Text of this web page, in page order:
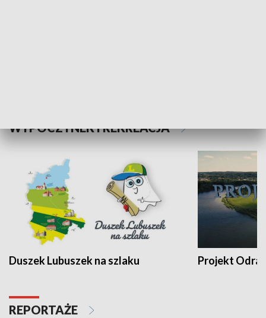
WYPOCZYNEK I REKREACJA
Duszek Lubuszek na szlaku Projekt Odra
REPORTAŻE